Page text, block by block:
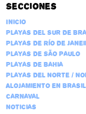
Secciones
Inicio
Playas del Sur de
Playas de Río de
Playas de São Paulo
Playas de Bahia
Playas del Norte /
Alojamiento en Brasil
Carnaval
Noticias